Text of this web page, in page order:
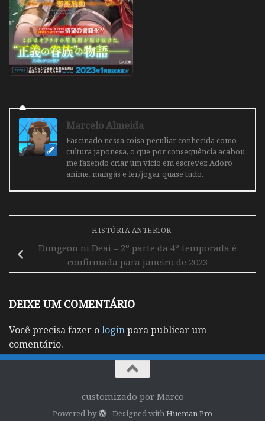
Marcelo Almeida
Fascinado nessa coisa peculiar conhecida como
cultura japonesa, o que por consequência acabou
me fazendo criar um vicio em escrever. Adoro
anime, mangás e ler/jogar quase tudo.
HISTÓRIA ANTERIOR
Dungeon ni Deai – 2º parte da 4º temporada é
confirmada para janeiro de 2023
DEIXE UM COMENTÁRIO
Você precisa fazer ologinpara publicar um
comentário.
customizado por Marco
Powered by - Designed with Hueman Pro